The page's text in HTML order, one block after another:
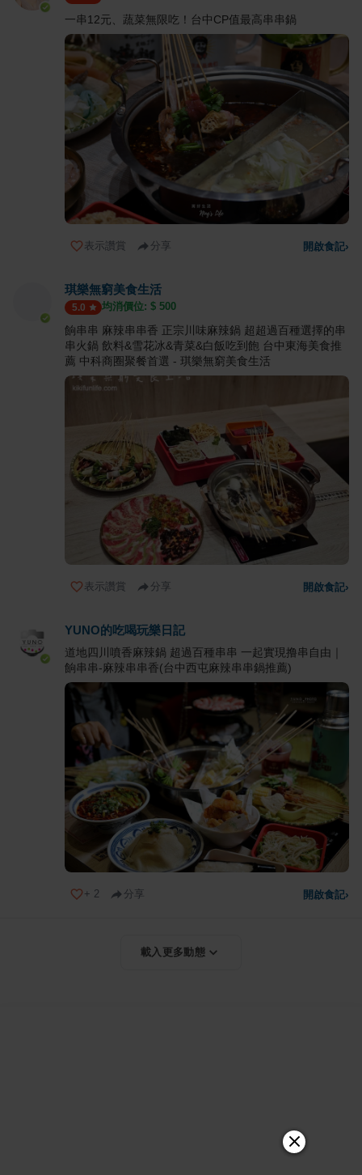
一串12元、蔬菜無限吃！台中CP值最高串串鍋
表示讚賞 分享 開啟食記›
琪樂無窮美食生活
5.0 均消價位: $ 500
餉串串 麻辣串串香 正宗川味麻辣鍋 超超過百種選擇的串
串火鍋 飲料&雪花冰&青菜&白飯吃到飽 台中東海美食推
薦 中科商圈聚餐首選 - 琪樂無窮美食生活
表示讚賞 分享 開啟食記›
YUNO的吃喝玩樂日記
道地四川噴香麻辣鍋 超過百種串串 一起實現撸串自由｜
餉串串-麻辣串串香(台中西屯麻辣串串鍋推薦)
+ 2 分享 開啟食記›
載入更多動態